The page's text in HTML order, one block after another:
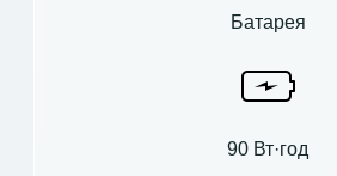
Батарея
90 Вт·год